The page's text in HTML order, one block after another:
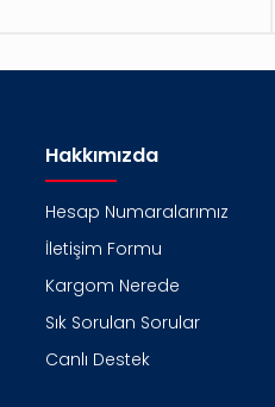
Hakkımızda
Hesap Numaralarımız
İletişim Formu
Kargom Nerede
Sık Sorulan Sorular
Canlı Destek